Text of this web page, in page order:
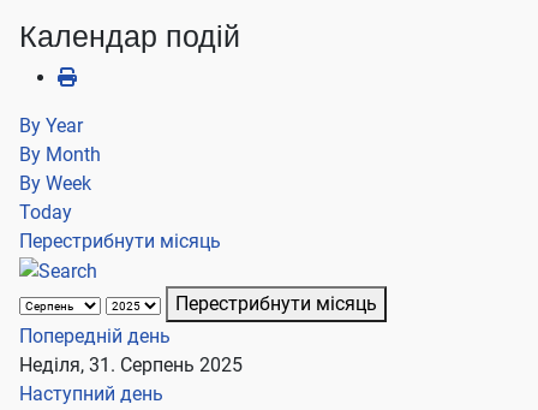
Календар подій
By Year
By Month
By Week
Today
Перестрибнути місяць
Перестрибнути місяць
Попередній день
Неділя, 31. Серпень 2025
Наступний день